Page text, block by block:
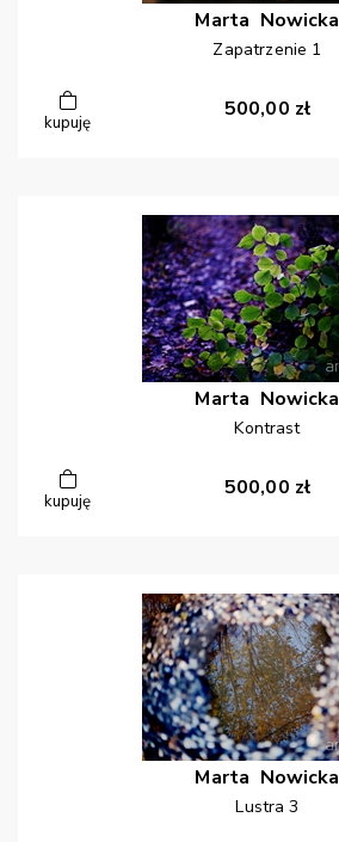
Marta Nowicka
Zapatrzenie 1
kupuję
500,00 zł
Marta Nowicka
Kontrast
kupuję
500,00 zł
Marta Nowicka
Lustra 3